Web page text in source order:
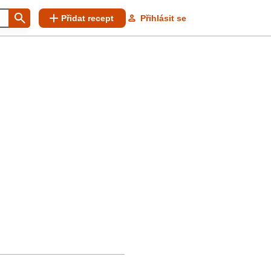
Přidat recept Přihlásit se